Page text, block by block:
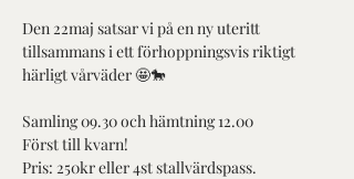
Den 22maj satsar vi på en ny uteritt
tillsammans i ett förhoppningsvis riktigt
härligt vårväder 🤩🐎
Samling 09.30 och hämtning 12.00
Först till kvarn!
Pris: 250kr eller 4st stallvärdspass.